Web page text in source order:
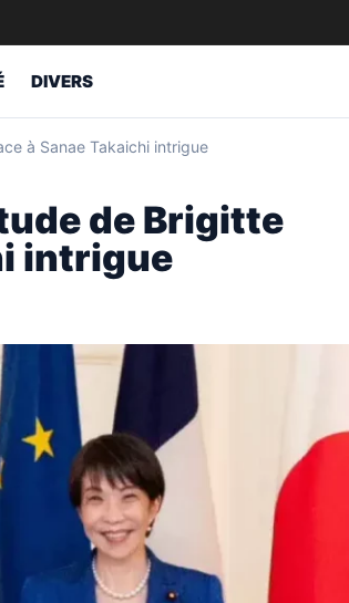
DIVERS
à Sanae Takaichi intrigue
de Brigitte
intrigue